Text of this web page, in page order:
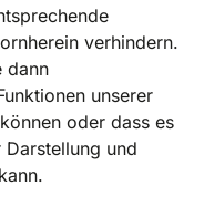
verhindern.
dann
unserer
oder dass es
und